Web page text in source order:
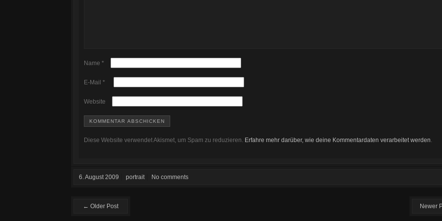
Name *
E-Mail *
Website
Diese Website verwendet Akismet, um Spam zu reduzieren. Erfahre mehr darüber, wie deine Kommentardaten verarbeitet werden.
6. August 2009 portrait No comments
← Older Post Newer